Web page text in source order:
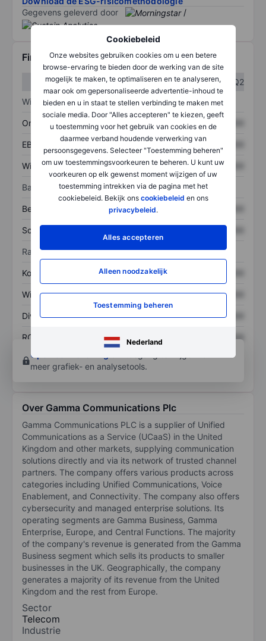
Cookiebeleid
Onze websites gebruiken cookies om u een betere
browse-ervaring te bieden door de werking van de site
mogelijk te maken, te optimaliseren en te analyseren,
maar ook om gepersonaliseerde advertentie-inhoud te
bieden en u in staat te stellen verbinding te maken met
sociale media. Door "Alles accepteren" te kiezen, geeft
u toestemming voor het gebruik van cookies en de
daarmee verband houdende verwerking van
persoonsgegevens. Selecteer "Toestemming beheren"
om uw toestemmingsvoorkeuren te beheren. U kunt uw
voorkeuren op elk gewenst moment wijzigen of uw
toestemming intrekken via de pagina met het
cookiebeleid. Bekijk ons cookiebeleid en ons
privacybeleid.
Alles accepteren
Alleen noodzakelijk
Toestemming beheren
Nederland
Gegevens geleverd door
/
Financiële gegevens
Q1
Q2
Winst/verlies
Omzet XXXXXXX XXXXXXX
EBITDA XXXXXXX
Winst XXXXXXX XXXXXXX
Balans
Bezittingen XXXXXXX
Schulden XXXXXXX
Ratio's
Koers/omzetratio XXXXXXX
Winst per aandeel XXXXXXX XXXXXXX
Dividend per aandeel XXXXXXX XXXXXXX
ROE XXXXXXX
XXXXXXX
Open een rekening
meer grafiek- en analysetools.
Over Gamma Communications Plc
Gamma Communications PLC is a supplier of Unified
Communications as a Service (UCaaS) in the United
Kingdom and other markets, supplying communication
solutions directly and via its network of trusted channel
partners. The company offers various products across
categories including Unified Communications, Voice
Enablement, and Connectivity. The company also offers
cybersecurity and managed enterprise solutions. Its
operating segments are Gamma Business, Gamma
Enterprise, Europe, and Central Functions. The majority
of the company's revenue is generated from the Gamma
Business segment which sells its products to smaller
businesses in the UK. Geographically, the company
generates a majority of its revenue from the United
Kingdom and the rest from Europe.
Sector
Telecom
Industrie